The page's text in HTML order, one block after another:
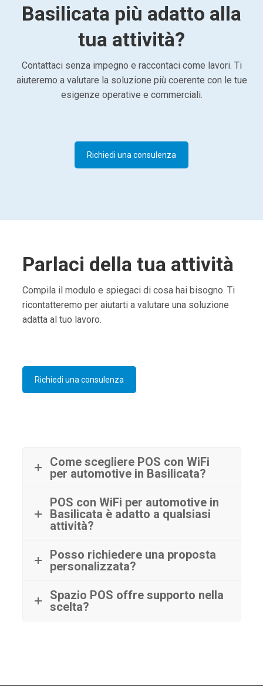
Basilicata più adatto alla
tua attività?
Contattaci senza impegno e raccontaci come lavori. Ti
aiuteremo a valutare la soluzione più coerente con le tue
esigenze operative e commerciali.
Richiedi una consulenza
Parlaci della tua attività
Compila il modulo e spiegaci di cosa hai bisogno. Ti
ricontatteremo per aiutarti a valutare una soluzione
adatta al tuo lavoro.
Richiedi una consulenza
Come scegliere POS con WiFi
per automotive in Basilicata?
POS con WiFi per automotive in
Basilicata è adatto a qualsiasi
attività?
Posso richiedere una proposta
personalizzata?
Spazio POS offre supporto nella
scelta?